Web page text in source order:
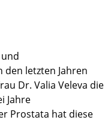
für meine
zentral: Zum einen
die mir durch
der verschiedenen
die
zuletzt durch die
Und die
ich subjektiv
letzten Jahren
Dr. Valia Veleva die
Jahre
Prostata hat diese